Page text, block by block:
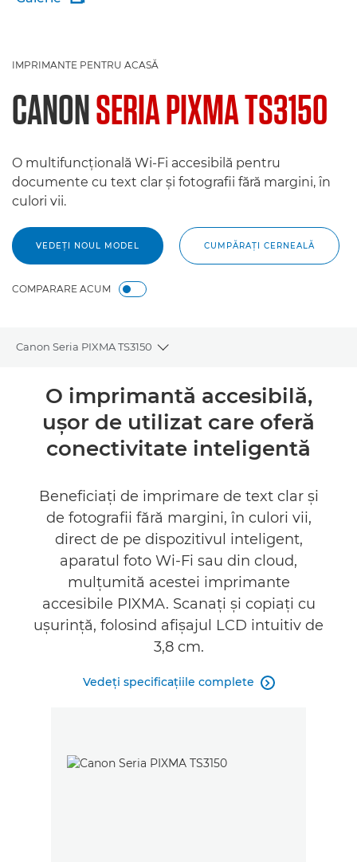
IMPRIMANTE PENTRU ACASĂ
CANONSERIA PIXMA TS3150
O multifuncţională Wi-Fi accesibilă pentru
documente cu text clar şi fotografii fără margini, în
culori vii.
VEDEŢI NOUL MODEL CUMPĂRAŢI CERNEALĂ
COMPARARE ACUM
Canon Seria PIXMA TS3150
Toggle breadcrumbs
Prezentare generală
Specificaţii
CUMPĂRAŢI CERNEALĂ
O imprimantă accesibilă,
uşor de utilizat care oferă
conectivitate inteligentă
Beneficiaţi de imprimare de text clar şi
de fotografii fără margini, în culori vii,
direct de pe dispozitivul inteligent,
aparatul foto Wi-Fi sau din cloud,
mulţumită acestei imprimante
accesibile PIXMA. Scanaţi şi copiaţi cu
uşurinţă, folosind afişajul LCD intuitiv de
3,8 cm.
Vedeţi specificaţiile complete 